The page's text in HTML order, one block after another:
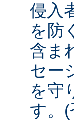
侵入
を防
含ま
セー
を守
す。(